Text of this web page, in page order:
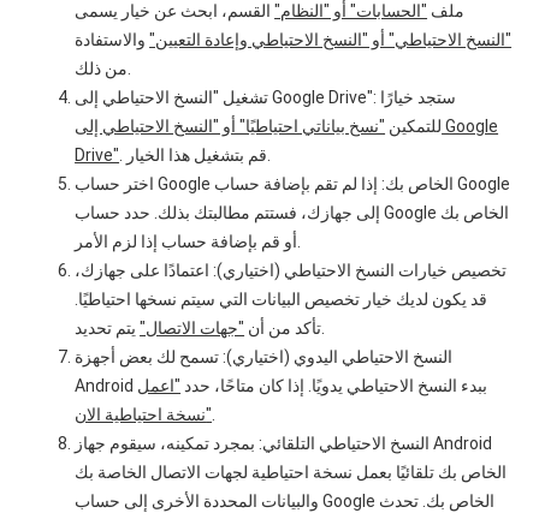
ملف "الحسابات" أو "النظام"القسم، ابحث عن خيار يسمى
"النسخ الاحتياطي" أو "النسخ الاحتياطي وإعادة التعيين"والاستفادة
تشغيل "النسخ الاحتياطي إلى Google Drive": ستجد خيارًا
للتمكين "نسخ بياناتي احتياطيًا" أو "النسخ الاحتياطي إلى Google
Drive"
اختر حساب Google الخاص بك: إذا لم تقم بإضافة حساب Google
إلى جهازك، فستتم مطالبتك بذلك. حدد حساب Google الخاص بك
تخصيص خيارات النسخ الاحتياطي (اختياري): اعتمادًا على جهازك،
قد يكون لديك خيار تخصيص البيانات التي سيتم نسخها احتياطيًا.
تأكد من أن "جهات الاتصال"
النسخ الاحتياطي اليدوي (اختياري): تسمح لك بعض أجهزة
Android ببدء النسخ الاحتياطي يدويًا. إذا كان متاحًا، حدد "اعمل
نسخة احتياطية الان"
النسخ الاحتياطي التلقائي: بمجرد تمكينه، سيقوم جهاز Android
الخاص بك تلقائيًا بعمل نسخة احتياطية لجهات الاتصال الخاصة بك
والبيانات المحددة الأخرى إلى حساب Google الخاص بك. تحدث